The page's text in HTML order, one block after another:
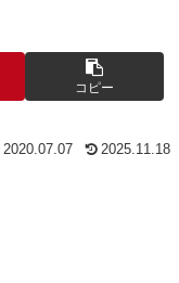
コピー
2020.07.07 2025.11.18